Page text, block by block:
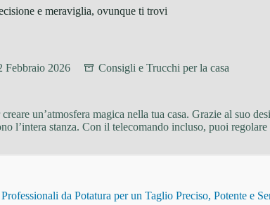
e meraviglia, ovunque ti trovi
Febbraio 2026 Consigli e Trucchi per la casa
un’atmosfera magica nella tua casa. Grazie al suo
l’intera stanza. Con il telecomando incluso, puoi
da Potatura per un Taglio Preciso, Potente e